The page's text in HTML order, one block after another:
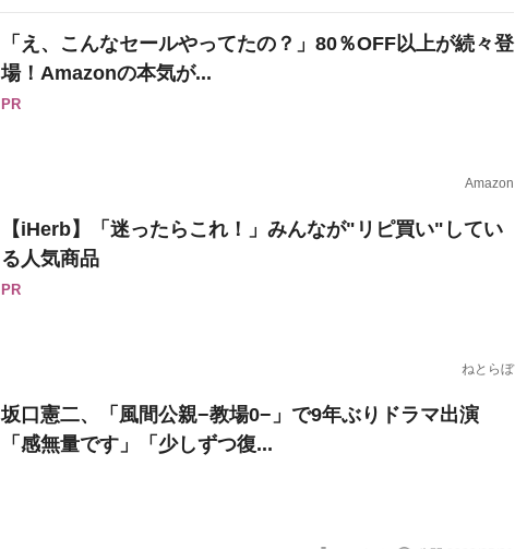
「え、こんなセールやってたの？」80％OFF以上が続々登
場！Amazonの本気が...
PR
Amazon
【iHerb】「迷ったらこれ！」みんなが"リピ買い"してい
る人気商品
PR
ねとらぼ
坂口憲二、「風間公親−教場0−」で9年ぶりドラマ出演
「感無量です」「少しずつ復...